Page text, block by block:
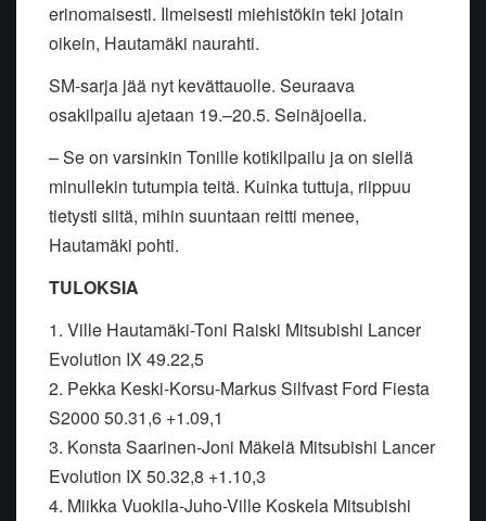
erinomaisesti. Ilmeisesti miehistökin teki jotain
oikein, Hautamäki naurahti.
SM-sarja jää nyt kevättauolle. Seuraava
osakilpailu ajetaan 19.–20.5. Seinäjoella.
– Se on varsinkin Tonille kotikilpailu ja on siellä
minullekin tutumpia teitä. Kuinka tuttuja, riippuu
tietysti siitä, mihin suuntaan reitti menee,
Hautamäki pohti.
TULOKSIA
1. Ville Hautamäki-Toni Raiski Mitsubishi Lancer
Evolution IX 49.22,5
2. Pekka Keski-Korsu-Markus Silfvast Ford Fiesta
S2000 50.31,6 +1.09,1
3. Konsta Saarinen-Joni Mäkelä Mitsubishi Lancer
Evolution IX 50.32,8 +1.10,3
4. Miikka Vuokila-Juho-Ville Koskela Mitsubishi